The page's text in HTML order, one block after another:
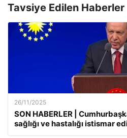
Tavsiye Edilen Haberler
26/11/2025
SON HABERLER |
sağlığı ve hastalığı istismar